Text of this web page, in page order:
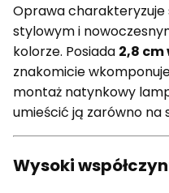
Oprawa charakteryzuje
stylowym i
kolorze. Posiada 2,8 cm
znakomicie
montaż natynkowy
umieścić ją zarówno na
Wysoki